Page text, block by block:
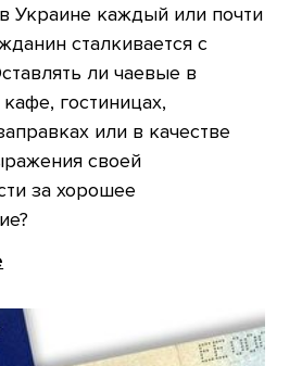
Украине каждый или почти
сталкивается с
ли чаевые в
гостиницах,
или в качестве
своей
за хорошее